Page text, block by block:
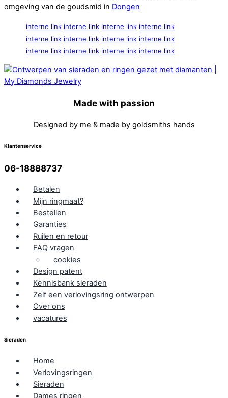
omgeving van de goudsmid in Dongen
interne link interne link interne link interne link
interne link interne link interne link interne link
interne link interne link interne link interne link
Made with passion
Designed by me & made by goldsmiths hands
Klantenservice
06-18888737
Betalen
Mijn ringmaat?
Bestellen
Garanties
Ruilen en retour
FAQ vragen
cookies
Design patent
Kennisbank sieraden
Zelf een verlovingsring ontwerpen
Over ons
vacatures
Sieraden
Home
Verlovingsringen
Sieraden
Dames ringen